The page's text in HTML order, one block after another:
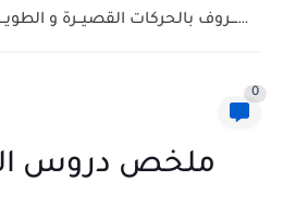
أوراق عمل لتدريب الأطفال على ترتيب المقاطع لتكوين كلمة مناسبة...
0
ملخص دروس